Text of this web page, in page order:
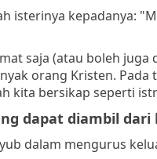
isterinya kepadanya:
saja (atau boleh
orang Kristen.
kita bersikap seperti
dapat diambil
dalam mengurus